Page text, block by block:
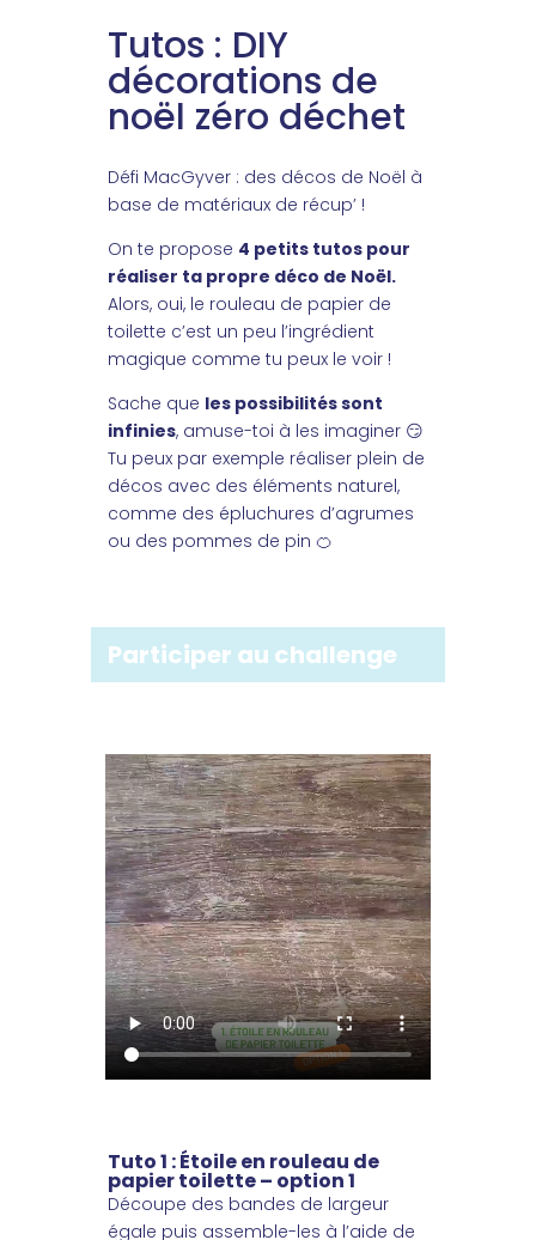
Tutos : DIY
décorations de
noël zéro déchet
Défi MacGyver : des décos de Noël à
base de matériaux de récup’ !
On te propose 4 petits tutos pour
réaliser ta propre déco de Noël.
Alors, oui, le rouleau de papier de
toilette c’est un peu l’ingrédient
magique comme tu peux le voir !
Sache que les possibilités sont
infinies, amuse-toi à les imaginer 😏
Tu peux par exemple réaliser plein de
décos avec des éléments naturel,
comme des épluchures d’agrumes
ou des pommes de pin 🍊
Participer au challenge
Tuto 1 : Étoile en rouleau de
papier toilette – option 1
Découpe des bandes de largeur
égale puis assemble-les à l’aide de